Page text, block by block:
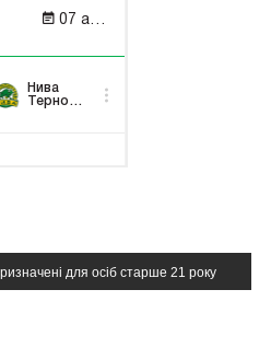
для осіб старше 21 року